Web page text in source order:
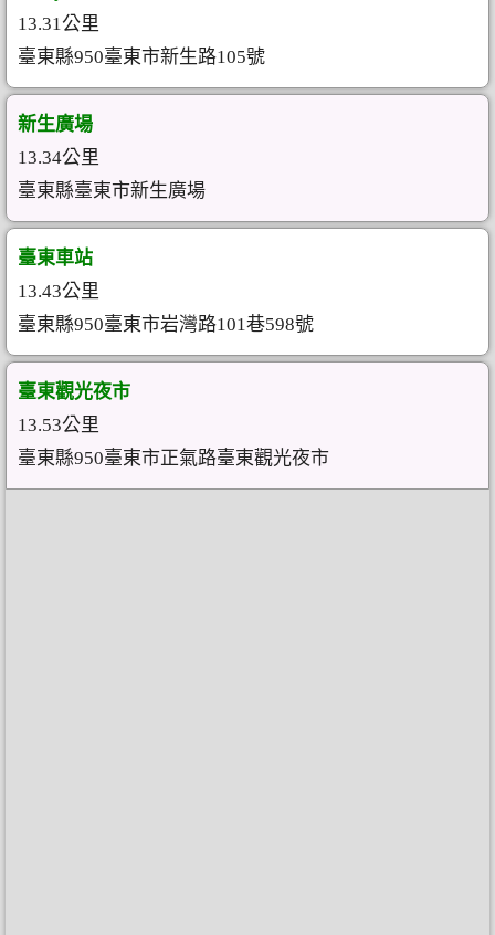
13.31公里
臺東縣950臺東市新生路105號
新生廣場
13.34公里
臺東縣臺東市新生廣場
臺東車站
13.43公里
臺東縣950臺東市岩灣路101巷598號
臺東觀光夜市
13.53公里
臺東縣950臺東市正氣路臺東觀光夜市